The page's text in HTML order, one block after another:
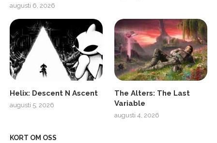
augusti 6, 2026
Helix: Descent N Ascent
augusti 5, 2026
The Alters: The Last
Variable
augusti 4, 2026
KORT OM OSS